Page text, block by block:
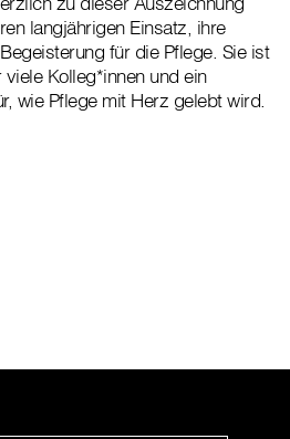
langjährigen Einsatz, ihre
für die Pflege. Sie ist
Kolleg*innen und ein
wie Pflege mit Herz gelebt wird.